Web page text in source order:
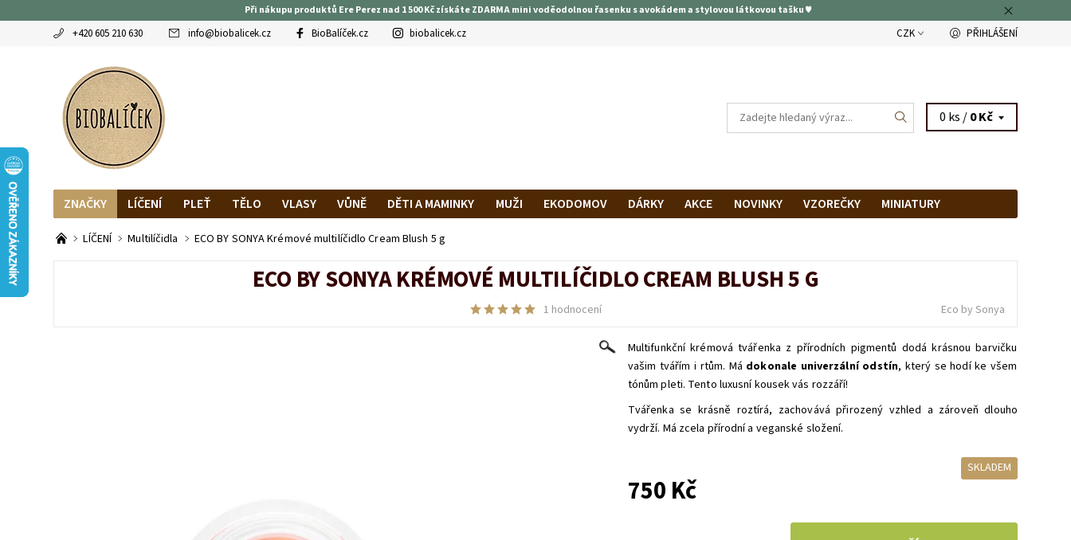
Při nákupu produktů Ere Perez nad 1 500 Kč získáte ZDARMA mini voděodolnou řasenku s avokádem a stylovou látkovou tašku ♥
+420 605 210 630 info@biobalicek.cz BioBalíček.cz biobalicek.cz CZK PŘIHLÁŠENÍ
0 ks /0 Kč
ZNAČKY LÍČENÍ PLEŤ TĚLO VLASY VŮNĚ DĚTI A MAMINKY MUŽI EKODOMOV DÁRKY AKCE NOVINKY VZOREČKY
MINIATURY
OBLÍBENCI
MAGAZÍN RECENZE BLOGEREK DOPRAVA A PLATBA
LÍČENÍ Multilíčidla ECO BY SONYA Krémové multilíčidlo Cream Blush 5 g
ECO BY SONYA KRÉMOVÉ MULTILÍČIDLO CREAM BLUSH 5 G
1 hodnocení Eco by Sonya
Multifunkční krémová tvářenka z přírodních pigmentů dodá krásnou barvičku
vašim tvářím i rtům. Má dokonale univerzální odstín, který se hodí ke všem
tónům pleti. Tento luxusní kousek vás rozzáří!
Tvářenka se krásně roztírá, zachovává přirozený vzhled a zároveň dlouho
vydrží. Má zcela přírodní a veganské složení.
SKLADEM
750 Kč